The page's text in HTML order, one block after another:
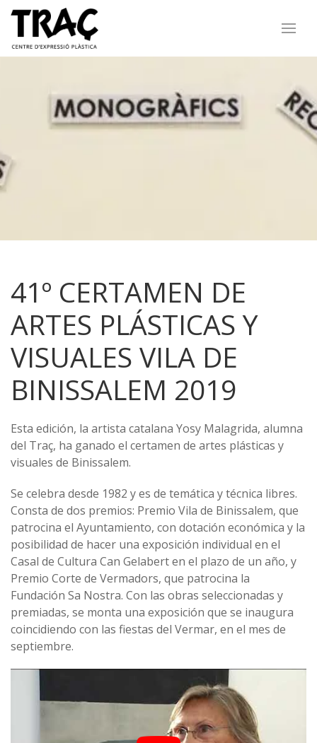
41º CERTAMEN DE
ARTES PLÁSTICAS Y
VISUALES VILA DE
BINISSALEM 2019
Esta edición, la artista catalana Yosy Malagrida, alumna
del Traç, ha ganado el certamen de artes plásticas y
visuales de Binissalem.
Se celebra desde 1982 y es de temática y técnica libres.
Consta de dos premios: Premio Vila de Binissalem, que
patrocina el Ayuntamiento, con dotación económica y la
posibilidad de hacer una exposición individual en el
Casal de Cultura Can Gelabert en el plazo de un año, y
Premio Corte de Vermadors, que patrocina la
Fundación Sa Nostra. Con las obras seleccionadas y
premiadas, se monta una exposición que se inaugura
coincidiendo con las fiestas del Vermar, en el mes de
septiembre.